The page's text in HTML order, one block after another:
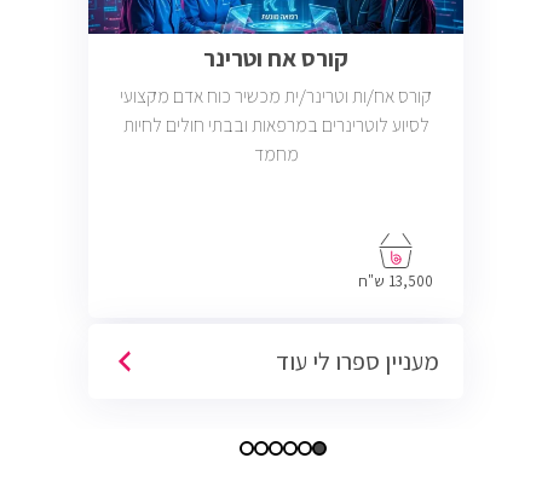
קורס אח וטרינר
קורס אח/ות וטרינר/ית מכשיר כוח אדם מקצועי
לסיוע לוטרינרים במרפאות ובבתי חולים לחיות
מחמד
13,500 ש"ח
מעניין ספרו לי עוד